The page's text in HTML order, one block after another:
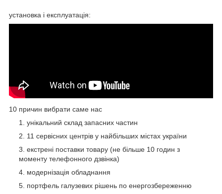
установка і експлуатація:
10 причин вибрати саме нас
унікальний склад запасних частин
11 сервісних центрів у найбільших містах україни
екстрені поставки товару (не більше 10 годин з
моменту телефонного дзвінка)
модернізація обладнання
портфель галузевих рішень по енергозбереженню